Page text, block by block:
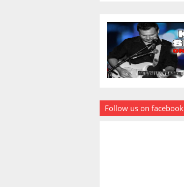
Follow us on facebook